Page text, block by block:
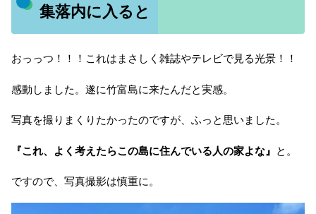
集落内に入ると
おっっつ！！！これはまさしく雑誌やテレビで見る光景！！
感動しました。遂に竹富島に来たんだと実感。
写真を撮りまくりたかったのですが、ふっと思いました。
『これ、よく考えたらこの島に住んでいる人の家よな』 と。
ですので、写真撮影は慎重に。